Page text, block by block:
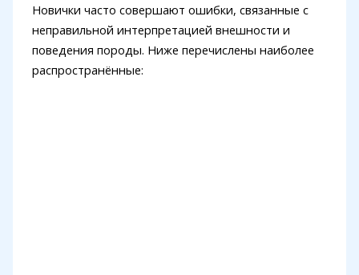
Новички часто совершают ошибки, связанные с
неправильной интерпретацией внешности и
поведения породы. Ниже перечислены наиболее
распространённые: